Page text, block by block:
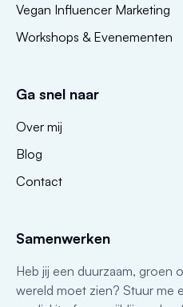
Vegan Influencer Marketing
Workshops & Evenementen
Ga snel naar
Over mij
Blog
Contact
Samenwerken
Heb jij een duurzaam, groen
wereld moet zien? Stuur me